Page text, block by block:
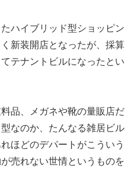
ハイブリッド型ショッピン
新装開店となったが、採算
テナントビルになったとい
品、メガネや靴の量販店だ
なのか、たんなる雑居ビル
ほどのデパートがこういう
売れない世情というものを